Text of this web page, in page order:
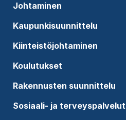
Johtaminen
Kaupunkisuunnittelu
Kiinteistöjohtaminen
Koulutukset
Rakennusten suunnittelu
Sosiaali- ja terveyspalvelut